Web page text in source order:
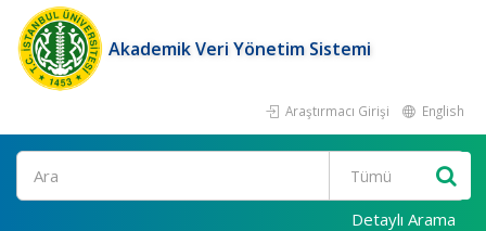
Akademik Veri Yönetim Sistemi
Araştırmacı Girişi English
Ara
Detaylı Arama